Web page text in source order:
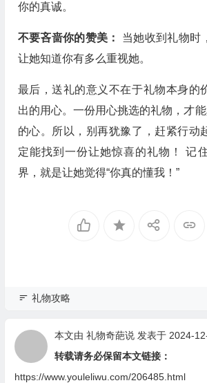
你的真诚。
不要吝啬你的赞美： 当她收到礼物时
让她知道你有多么重视她。
最后，送礼的意义不在于礼物本身的
出的用心。一份用心挑选的礼物，才
的心。所以，别再犹豫了，赶紧行动
定能找到一份让她惊喜的礼物！ 记
界，就是让她觉得“你真的懂我！”
礼物攻略
本文由 礼物奇葩说发表于 2024-
转载请务必保留本文链接：
https://www.youleliwu.com/206485.html